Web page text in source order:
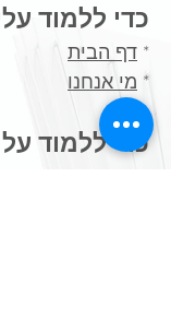
כדי ללמוד
*דף הבית
* מי אנחנו
כדי ללמוד